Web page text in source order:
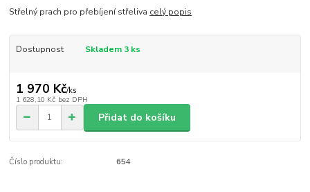
Střelný prach pro přebíjení střeliva celý popis
Dostupnost Skladem 3 ks
1 970 Kč/ks
1 628,10 Kč bez DPH
Přidat do košíku
Číslo produktu: 654